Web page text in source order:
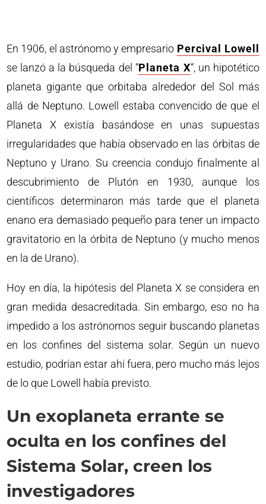
En 1906, el astrónomo y empresario Percival Lowell
se lanzó a la búsqueda del “Planeta X“, un hipotético
planeta gigante que orbitaba alrededor del Sol más
allá de Neptuno. Lowell estaba convencido de que el
Planeta X existía basándose en unas supuestas
irregularidades que había observado en las órbitas de
Neptuno y Urano. Su creencia condujo finalmente al
descubrimiento de Plutón en 1930, aunque los
científicos determinaron más tarde que el planeta
enano era demasiado pequeño para tener un impacto
gravitatorio en la órbita de Neptuno (y mucho menos
en la de Urano).
Hoy en día, la hipótesis del Planeta X se considera en
gran medida desacreditada. Sin embargo, eso no ha
impedido a los astrónomos seguir buscando planetas
en los confines del sistema solar. Según un nuevo
estudio, podrían estar ahí fuera, pero mucho más lejos
de lo que Lowell había previsto.
Un exoplaneta errante se
oculta en los confines del
Sistema Solar, creen los
investigadores